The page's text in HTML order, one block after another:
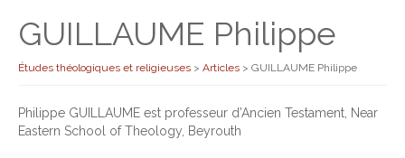
GUILLAUME Philippe
Études théologiques et religieuses > Articles > GUILLAUME Philippe
Philippe GUILLAUME est professeur d’Ancien Testament, Near
Eastern School of Theology, Beyrouth